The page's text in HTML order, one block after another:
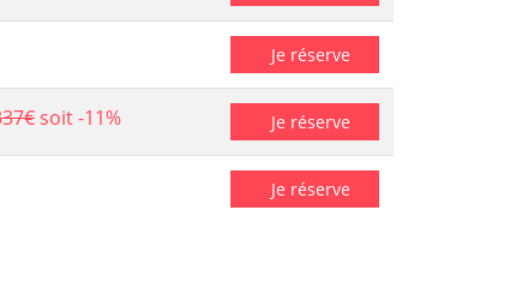
Je réserve
soit -11% Je réserve
Je réserve